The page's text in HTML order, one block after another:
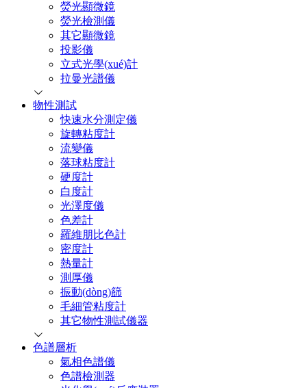
熒光顯微鏡
熒光檢測儀
其它顯微鏡
投影儀
立式光學(xué)計
拉曼光譜儀
物性測試
快速水分測定儀
旋轉粘度計
流變儀
落球粘度計
硬度計
白度計
光澤度儀
色差計
羅維朋比色計
密度計
熱量計
測厚儀
振動(dòng)篩
毛細管粘度計
其它物性測試儀器
色譜層析
氣相色譜儀
色譜檢測器